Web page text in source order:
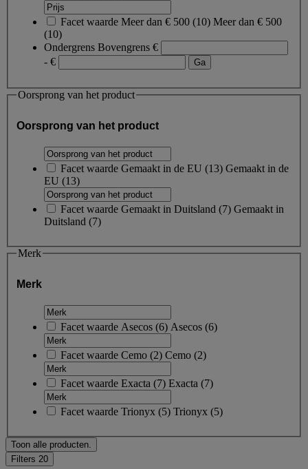
Facet waarde Meer dan € 500 (10) Meer dan € 500
(10)
Ondergrens Bovengrens €
- €
Oorsprong van het product
Oorsprong van het product
Facet waarde Gemaakt in de EU (13) Gemaakt in de
EU (13)
Facet waarde Gemaakt in Duitsland (7) Gemaakt in
Duitsland (7)
Merk
Merk
Facet waarde Asecos (6) Asecos (6)
Facet waarde Cemo (2) Cemo (2)
Facet waarde Exacta (7) Exacta (7)
Facet waarde Trionyx (5) Trionyx (5)
Toon alle producten.
Filters 20